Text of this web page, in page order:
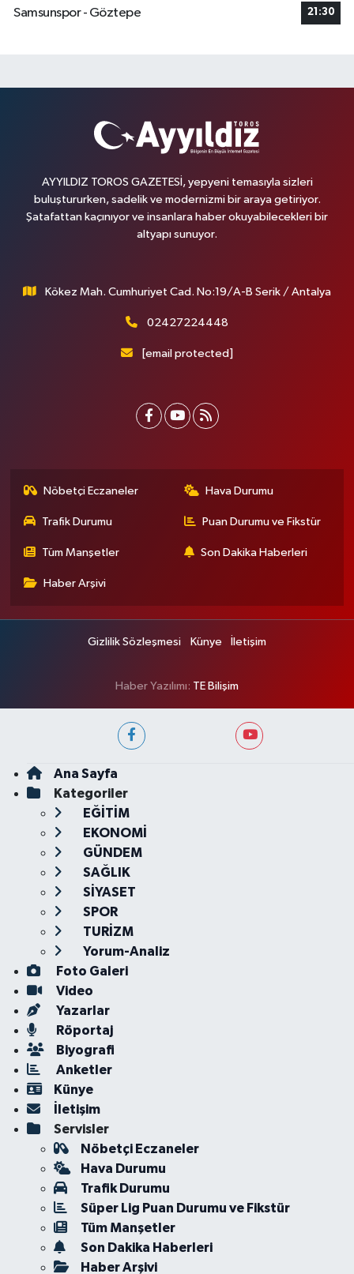
Samsunspor - Göztepe
21:30
AYYILDIZ TOROS GAZETESİ, yepyeni temasıyla sizleri
buluştururken, sadelik ve modernizmi bir araya getiriyor.
Şatafattan kaçınıyor ve insanlara haber okuyabilecekleri bir
altyapı sunuyor.
Kökez Mah. Cumhuriyet Cad. No:19/A-B Serik / Antalya
02427224448
[email protected]
Nöbetçi Eczaneler Hava Durumu
Trafik Durumu Puan Durumu ve Fikstür
Tüm Manşetler Son Dakika Haberleri
Haber Arşivi
Gizlilik Sözleşmesi Künye İletişim
Haber Yazılımı: TE Bilişim
Ana Sayfa
Kategoriler
EĞİTİM
EKONOMİ
GÜNDEM
SAĞLIK
SİYASET
SPOR
TURİZM
Yorum-Analiz
Foto Galeri
Video
Yazarlar
Röportaj
Biyografi
Anketler
Künye
İletişim
Servisler
Nöbetçi Eczaneler
Hava Durumu
Trafik Durumu
Süper Lig Puan Durumu ve Fikstür
Tüm Manşetler
Son Dakika Haberleri
Haber Arşivi